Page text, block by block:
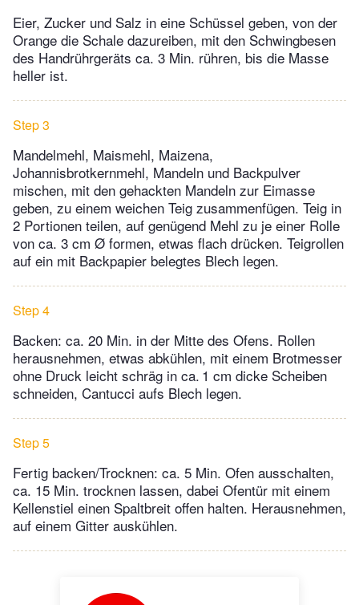
Eier, Zucker und Salz in eine Schüssel geben, von der
Orange die Schale dazureiben, mit den Schwingbesen
des Handrührgeräts ca. 3 Min. rühren, bis die Masse
heller ist.
Step 3
Mandelmehl, Maismehl, Maizena,
Johannisbrotkernmehl, Mandeln und Backpulver
mischen, mit den gehackten Mandeln zur Eimasse
geben, zu einem weichen Teig zusammenfügen. Teig in
2 Portionen teilen, auf genügend Mehl zu je einer Rolle
von ca. 3 cm Ø formen, etwas flach drücken. Teigrollen
auf ein mit Backpapier belegtes Blech legen.
Step 4
Backen: ca. 20 Min. in der Mitte des Ofens. Rollen
herausnehmen, etwas abkühlen, mit einem Brotmesser
ohne Druck leicht schräg in ca. 1 cm dicke Scheiben
schneiden, Cantucci aufs Blech legen.
Step 5
Fertig backen/Trocknen: ca. 5 Min. Ofen ausschalten,
ca. 15 Min. trocknen lassen, dabei Ofentür mit einem
Kellenstiel einen Spaltbreit offen halten. Herausnehmen,
auf einem Gitter auskühlen.